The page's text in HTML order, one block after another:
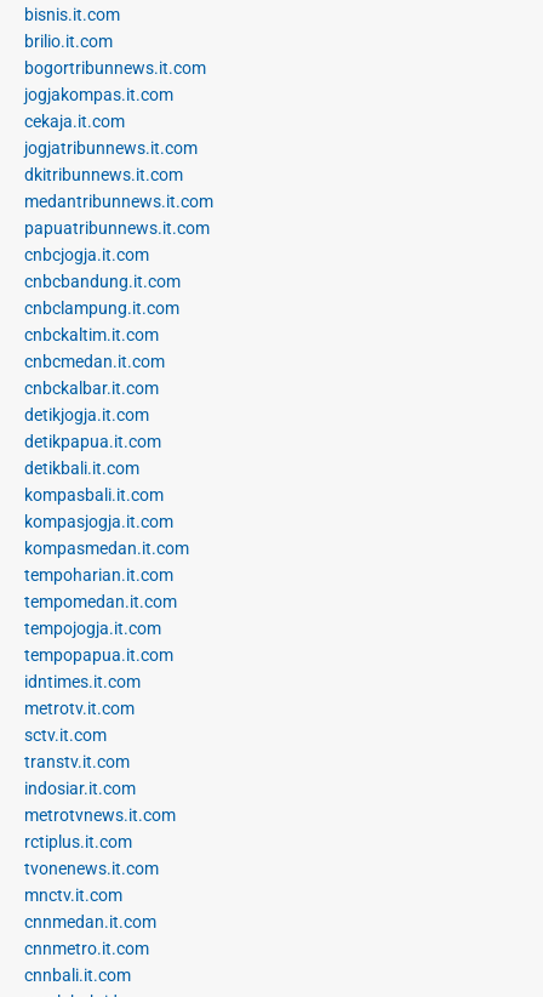
bisnis.it.com
brilio.it.com
bogortribunnews.it.com
jogjakompas.it.com
cekaja.it.com
jogjatribunnews.it.com
dkitribunnews.it.com
medantribunnews.it.com
papuatribunnews.it.com
cnbcjogja.it.com
cnbcbandung.it.com
cnbclampung.it.com
cnbckaltim.it.com
cnbcmedan.it.com
cnbckalbar.it.com
detikjogja.it.com
detikpapua.it.com
detikbali.it.com
kompasbali.it.com
kompasjogja.it.com
kompasmedan.it.com
tempoharian.it.com
tempomedan.it.com
tempojogja.it.com
tempopapua.it.com
idntimes.it.com
metrotv.it.com
sctv.it.com
transtv.it.com
indosiar.it.com
metrotvnews.it.com
rctiplus.it.com
tvonenews.it.com
mnctv.it.com
cnnmedan.it.com
cnnmetro.it.com
cnnbali.it.com